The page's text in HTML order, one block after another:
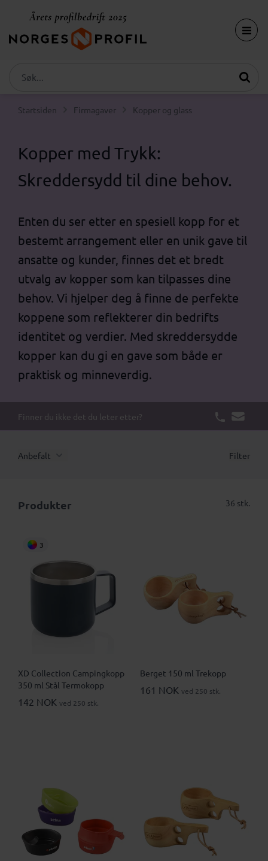
Startsiden Firmagaver Kopper og glass
Kopper med Trykk:
Skreddersydd til dine behov.
Enten du ser etter en spesiell kopp for et
bestemt arrangement eller en unik gave til
ansatte og kunder, finnes det et bredt
utvalg av kopper som kan tilpasses dine
behov. Vi hjelper deg å finne de perfekte
koppene som reflekterer din bedrifts
identitet og verdier. Med skreddersydde
kopper kan du gi en gave som både er
praktisk og minneverdig.
Finner du ikke det du leter etter?
Anbefalt Filter
Produkter 36 stk.
3
XD Collection Campingkopp
350 ml Stål Termokopp
142 NOK ved 250 stk.
Berget 150 ml Trekopp
161 NOK ved 250 stk.